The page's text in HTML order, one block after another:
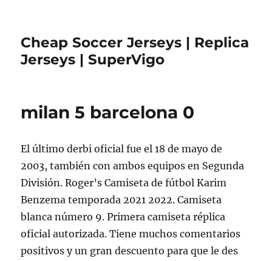
Cheap Soccer Jerseys | Replica
Jerseys | SuperVigo
milan 5 barcelona 0
El último derbi oficial fue el 18 de mayo de
2003, también con ambos equipos en Segunda
División. Roger’s Camiseta de fútbol Karim
Benzema temporada 2021 2022. Camiseta
blanca número 9. Primera camiseta réplica
oficial autorizada. Tiene muchos comentarios
positivos y un gran descuento para que le des